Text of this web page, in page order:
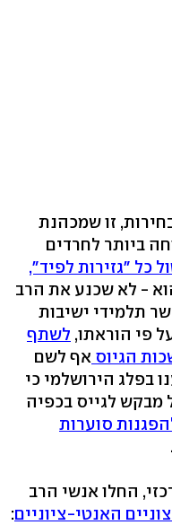
זו שמכהנת
ביותר לחרדים
כל "גזירות לפיד",
- לא שכנע את הרב
תלמידי ישיבות
פי הוראתו, לשתף
הגיוס אף לשם
בפלג הירושלמי כי
מבקש לגייס בכפיה
סוערות
החלו אנשי הרב
האנטי-ציוניים: